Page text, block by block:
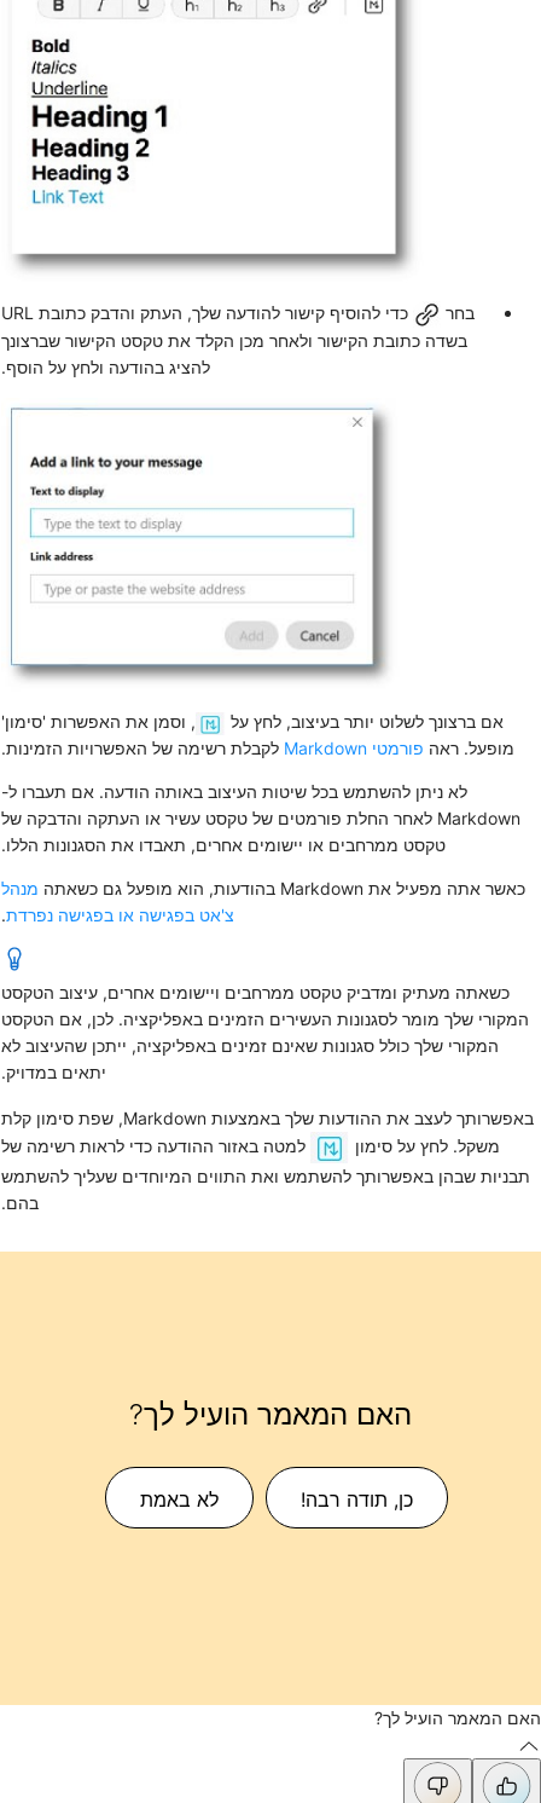
בחר
כדי להוסיף קישור להודעה שלך, העתק והדבק כתובת URL
בשדה כתובת הקישור ולאחר מכן הקלד את טקסט הקישור שברצונך
להציג בהודעה ולחץ על הוסף.
אם ברצונך לשלוט יותר בעיצוב, לחץ על , וסמן את האפשרות 'סימון'
מופעל. ראה פורמטי Markdown לקבלת רשימה של האפשרויות הזמינות.
לא ניתן להשתמש בכל שיטות העיצוב באותה הודעה. אם תעברו ל-
Markdown לאחר החלת פורמטים של טקסט עשיר או העתקה והדבקה של
טקסט ממרחבים או יישומים אחרים, תאבדו את הסגנונות הללו.
כאשר אתה מפעיל את Markdown בהודעות, הוא מופעל גם כשאתה
מנהל
צ'אט בפגישה או בפגישה נפרדת.
כשאתה מעתיק ומדביק טקסט ממרחבים ויישומים אחרים, עיצוב הטקסט
המקורי שלך מומר לסגנונות העשירים הזמינים באפליקציה. לכן, אם הטקסט
המקורי שלך כולל סגנונות שאינם זמינים באפליקציה, ייתכן שהעיצוב לא
יתאים במדויק.
באפשרותך לעצב את ההודעות שלך באמצעות Markdown, שפת סימון קלת
משקל. לחץ על סימון
למטה באזור ההודעה כדי לראות רשימה של
תבניות שבהן באפשרותך להשתמש ואת התווים המיוחדים שעליך להשתמש
בהם.
האם המאמר הועיל לך?
כן, תודה רבה! לא באמת
האם המאמר הועיל לך?